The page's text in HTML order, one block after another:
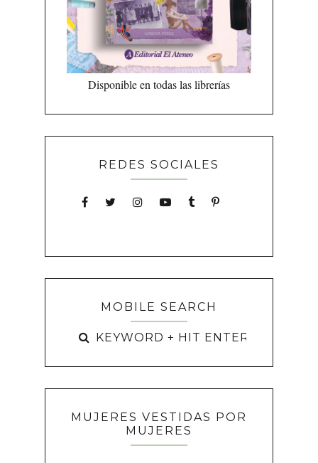
Disponible en todas las librerías
REDES SOCIALES
MOBILE SEARCH
MUJERES VESTIDAS POR
MUJERES